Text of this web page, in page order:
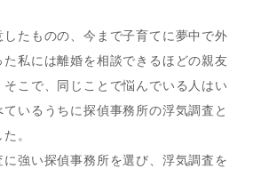
たものの、今まで子育てに夢中で外
私には離婚を相談できるほどの親友
こで、同じことで悩んでいる人はい
いるうちに探偵事務所の浮気調査と
。
強い探偵事務所を選び、浮気調査を